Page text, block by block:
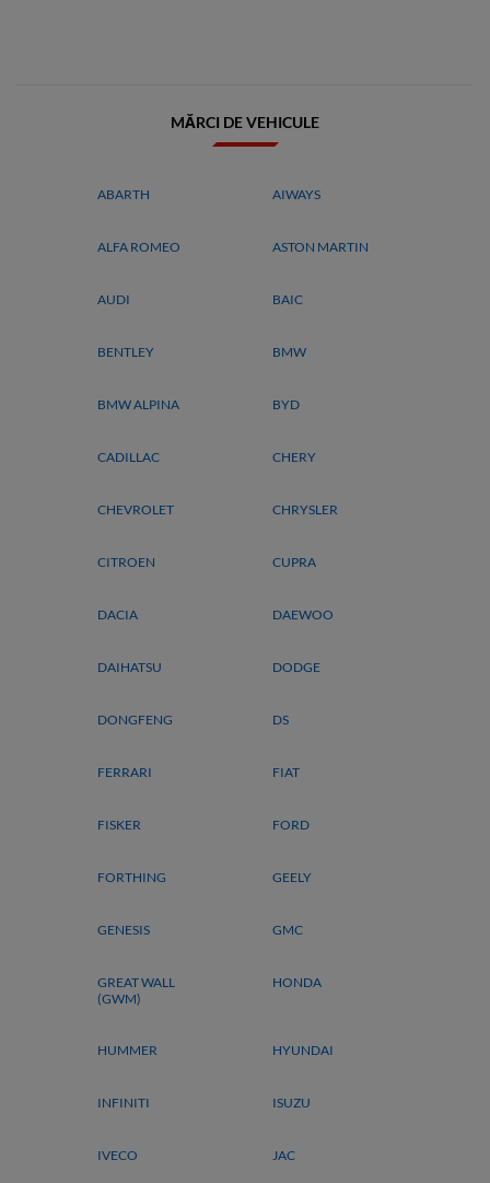
MĂRCI DE VEHICULE
ABARTH AIWAYS
ALFA ROMEO ASTON MARTIN
AUDI BAIC
BENTLEY BMW
BMW ALPINA BYD
CADILLAC CHERY
CHEVROLET CHRYSLER
CITROEN CUPRA
DACIA DAEWOO
DAIHATSU DODGE
DONGFENG DS
FERRARI FIAT
FISKER FORD
FORTHING GEELY
GENESIS GMC
GREAT WALL
(GWM)
HONDA
HUMMER HYUNDAI
INFINITI ISUZU
IVECO JAC